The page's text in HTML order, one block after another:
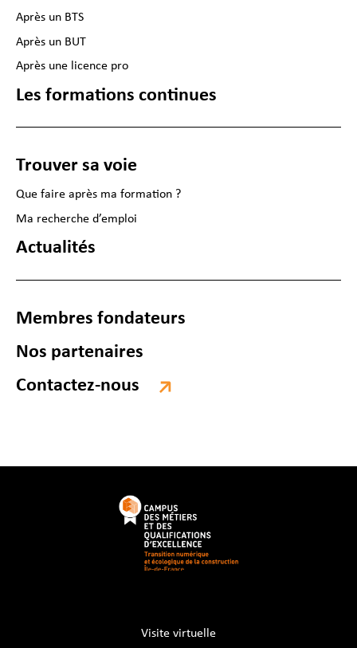
Après un BTS
Après un BUT
Après une licence pro
Les formations continues
Trouver sa voie
Que faire après ma formation ?
Ma recherche d’emploi
Actualités
Membres fondateurs
Nos partenaires
Contactez-nous
Visite virtuelle